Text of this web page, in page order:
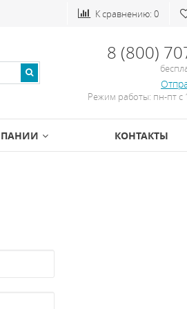
К сравнению: 0
8 (800)
Режим работы: пн-пт с
КОНТАКТЫ